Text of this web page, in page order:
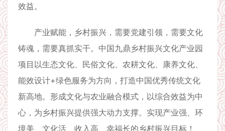
效益。
产业赋能，乡村振兴，需要党建引领，需要文化
铸魂，需要真抓实干。中国九鼎乡村振兴文化产业园
项目以生态文化、民俗文化、农耕文化、康养文化、
能效设计+绿色服务为方向，打造中国优秀传统文化
新高地。形成文化与农业融合模式，以综合效益为中
心，为乡村振兴提供强大动力支撑。实现产业强、环
境美、文化活、收入高、幸福长的乡村振兴目标！